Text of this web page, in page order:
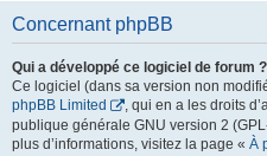
Concernant phpBB
Qui a développé ce logiciel de forum ?
Ce logiciel (dans sa version non
phpBB Limited
, qui en a les droits
publique générale GNU version 2
plus d’informations, visitez la page « À